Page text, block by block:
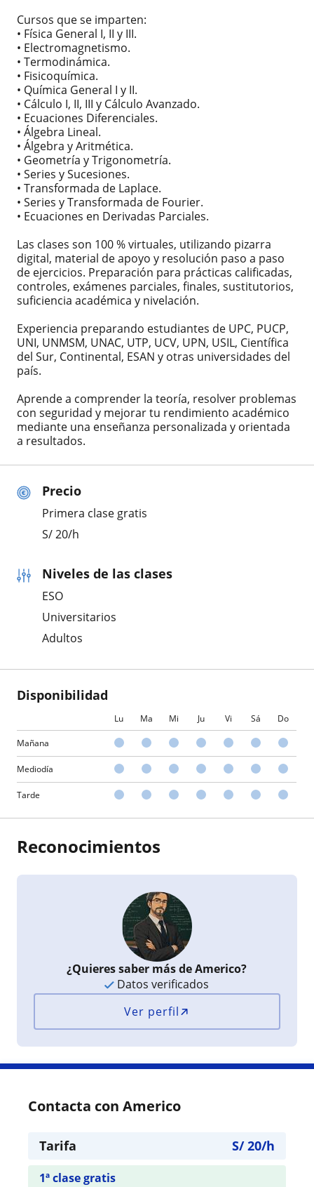
Precio
Primera clase gratis
S/20/h
Niveles de las clases
ESO
Universitarios
Adultos
Disponibilidad
Lu Ma Mi Ju Vi Sá Do
Mañana
Mediodía
Tarde
Cursos que se imparten:
• Física General I, II y III.
• Electromagnetismo.
• Termodinámica.
• Fisicoquímica.
• Química General I y II.
• Cálculo I, II, III y Cálculo Avanzado.
• Ecuaciones Diferenciales.
• Álgebra Lineal.
• Álgebra y Aritmética.
• Geometría y Trigonometría.
• Series y Sucesiones.
• Transformada de Laplace.
• Series y Transformada de Fourier.
• Ecuaciones en Derivadas Parciales.
Las clases son 100 % virtuales, utilizando pizarra
digital, material de apoyo y resolución paso a paso
de ejercicios. Preparación para prácticas calificadas,
controles, exámenes parciales, finales, sustitutorios,
suficiencia académica y nivelación.
Experiencia preparando estudiantes de UPC, PUCP,
UNI, UNMSM, UNAC, UTP, UCV, UPN, USIL, Científica
del Sur, Continental, ESAN y otras universidades del
país.
Aprende a comprender la teoría, resolver problemas
con seguridad y mejorar tu rendimiento académico
mediante una enseñanza personalizada y orientada
a resultados.
Reconocimientos
¿Quieres saber más de Americo?
Datos verificados
Ver perfil
Contacta con Americo
Tarifa S/20/h
1ª clase gratis